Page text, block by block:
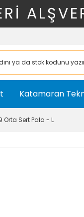
Katamaran
Orta Sert Pala - L